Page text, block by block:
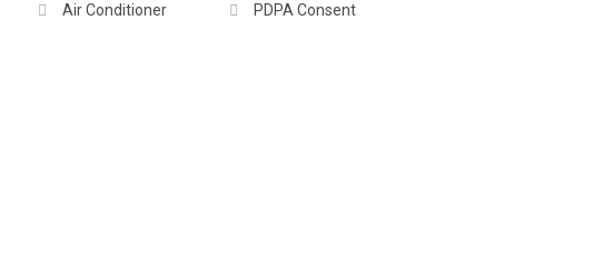
Air Conditioner
PDPA Consent